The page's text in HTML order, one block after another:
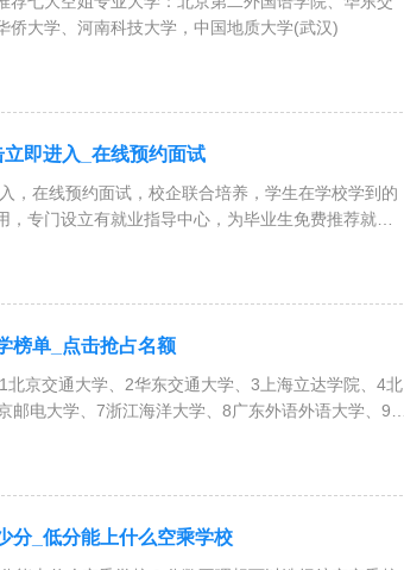
侨大学、河南科技大学，中国地质大学(武汉)
即进入_在线预约面试
，在线预约面试，校企联合培养，学生在学校学到的
专门设立有就业指导中心，为毕业生免费推荐就业
榜单_点击抢占名额
京交通大学、2华东交通大学、3上海立达学院、4北
邮电大学、7浙江海洋大学、8广东外语外语大学、9济
分_低分能上什么空乘学校